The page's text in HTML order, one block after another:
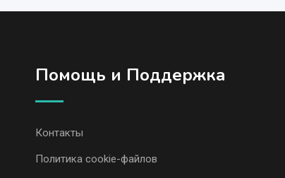
Помощь и Поддержка
Контакты
Политика cookie-файлов